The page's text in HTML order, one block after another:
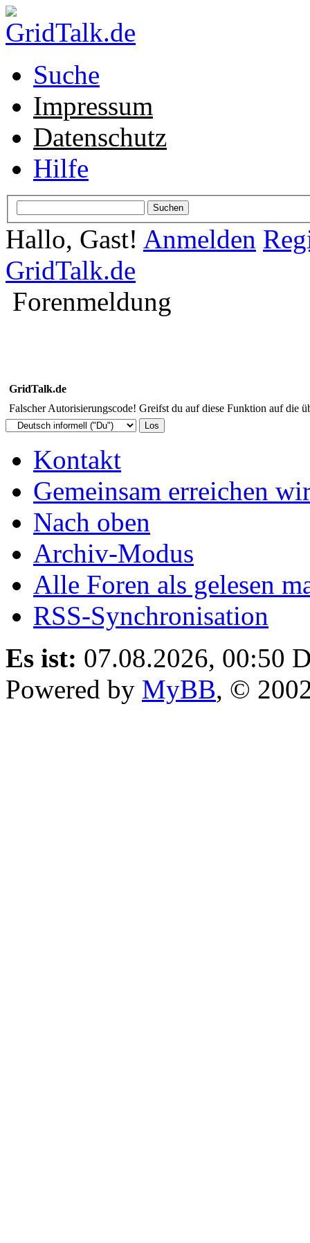
Suche
Impressum
Datenschutz
Hilfe
Hallo, Gast! Anmelden
GridTalk.de
Forenmeldung
GridTalk.de
Falscher Autorisierungscode! Greifst du auf diese Funktion auf die
Kontakt
Gemeinsam erreichen
Nach oben
Archiv-Modus
Alle Foren als gelesen
RSS-Synchronisation
Es ist: 07.08.2026, 00:50
Powered by MyBB, ©